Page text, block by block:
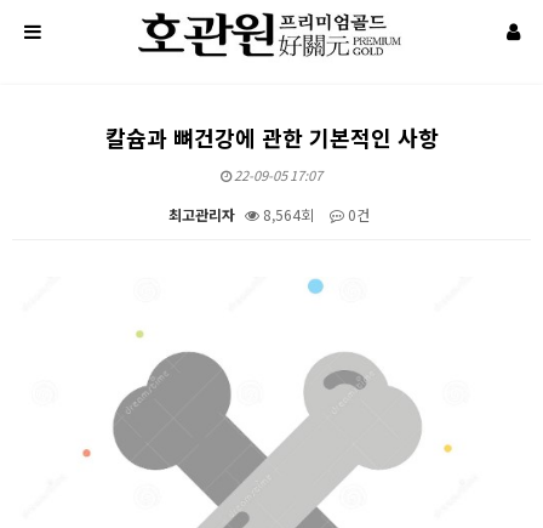
칼슘과 뼈건강에 관한 기본적인 사항
22-09-05 17:07
최고관리자 8,564회 0건